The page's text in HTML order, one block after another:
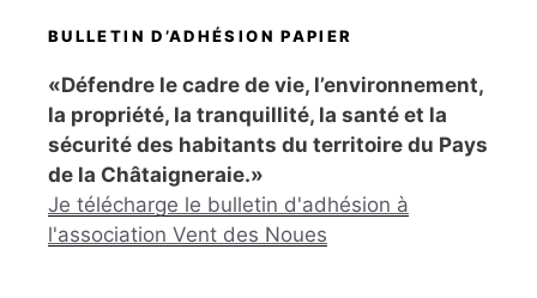
BULLETIN D’ADHÉSION PAPIER
«Défendre le cadre de vie, l’environnement,
la propriété, la tranquillité, la santé et la
sécurité des habitants du territoire du Pays
de la Châtaigneraie.»
Je télécharge le bulletin d'adhésion à
l'association Vent des Noues